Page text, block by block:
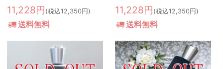
11,228円 (税込12,350円)
送料無料
11,228円 (税込12,350円)
送料無料